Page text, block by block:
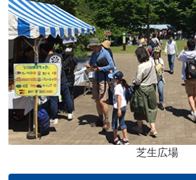
芝生広場